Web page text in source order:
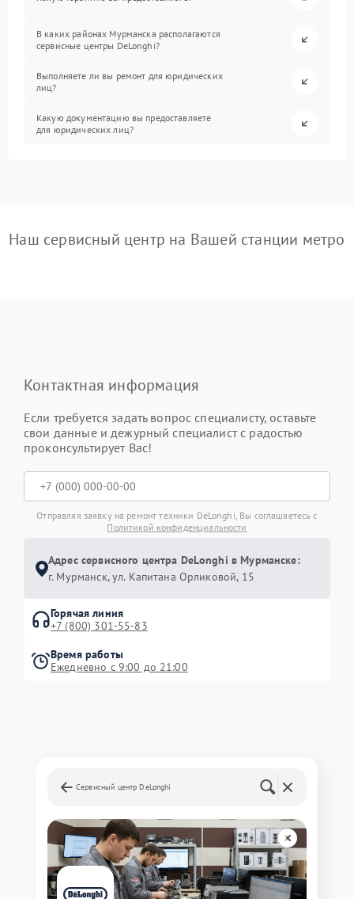
В каких районах Мурманска располагаются
сервисные центры DeLonghi?
Выполняете ли вы ремонт для юридических
лиц?
Какую документацию вы предоставляете
для юридических лиц?
Наш сервисный центр на Вашей станции метро
Контактная информация
Если требуется задать вопрос специалисту, оставьте
свои данные и дежурный специалист с радостью
проконсультирует Вас!
Отправляя заявку на ремонт техники DeLonghi, Вы соглашаетесь с
Политикой конфиденциальности
Адрес сервисного центра DeLonghi в Мурманске:
г. Мурманск, ул. Капитана Орликовой, 15
Горячая линия
+7 (800) 301-55-83
Время работы
Ежедневно с 9:00 до 21:00
Сервисный центр DeLonghi